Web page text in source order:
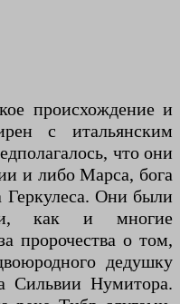
происхождение и
с итальянским
что они
и либо Марса, бога
Геркулеса. Они были
как и многие
пророчества о том,
дедушку
Сильвии Нумитора.